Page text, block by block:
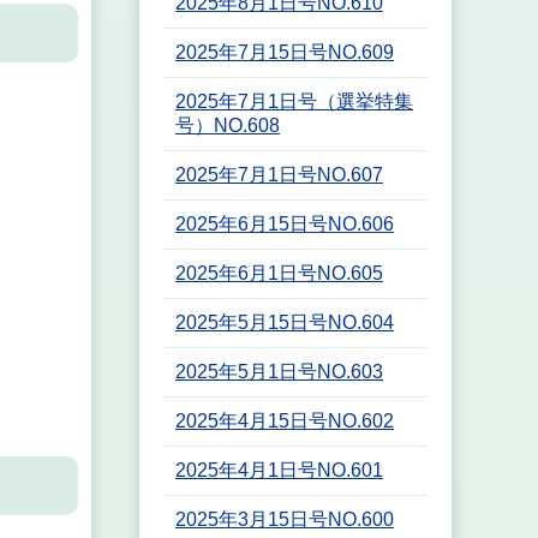
2025年7月15日号NO.609
2025年7月1日号（選挙特集
号）NO.608
2025年7月1日号NO.607
2025年6月15日号NO.606
2025年6月1日号NO.605
2025年5月15日号NO.604
2025年5月1日号NO.603
2025年4月15日号NO.602
2025年4月1日号NO.601
2025年3月15日号NO.600